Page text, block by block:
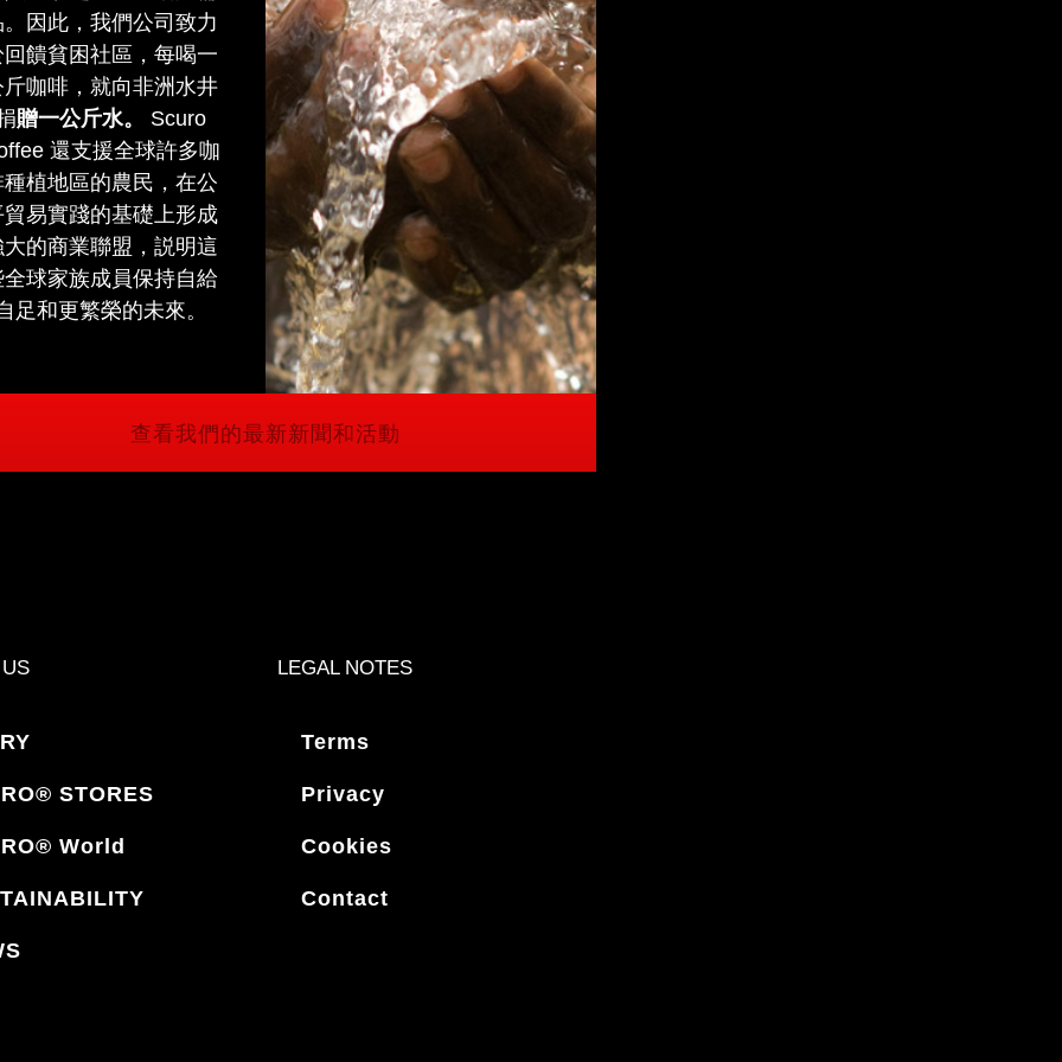
饋貧困社區，每喝一
咖啡，就向非洲水井
贈一公斤水。Scuro
還支援全球許多咖
種植地區的農民，在公
易實踐的基礎上形成
大的商業聯盟，説明這
全球家族成員保持自給
足和更繁榮的未來。
STORES
World
LEGAL NOTES
Terms
Privacy
Cookies
Contact